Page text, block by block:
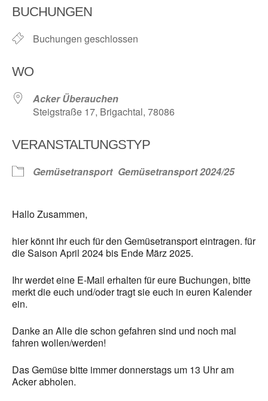
BUCHUNGEN
Buchungen geschlossen
WO
Acker Überauchen
Steigstraße 17, Brigachtal, 78086
VERANSTALTUNGSTYP
Gemüsetransport Gemüsetransport 2024/25
Hallo Zusammen,
hier könnt ihr euch für den Gemüsetransport eintragen. für
die Saison April 2024 bis Ende März 2025.
Ihr werdet eine E-Mail erhalten für eure Buchungen, bitte
merkt die euch und/oder tragt sie euch in euren Kalender
ein.
Danke an Alle die schon gefahren sind und noch mal
fahren wollen/werden!
Das Gemüse bitte immer donnerstags um 13 Uhr am
Acker abholen.